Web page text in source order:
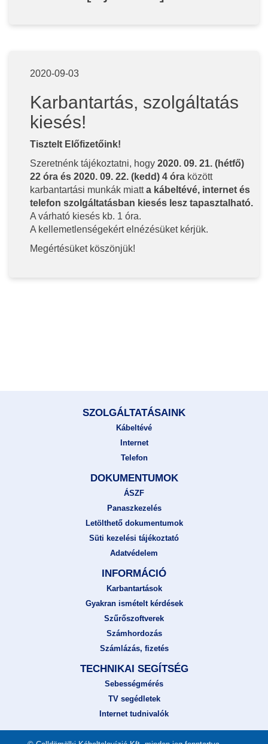
2020-09-03
Karbantartás, szolgáltatás
kiesés!
Tisztelt Előfizetőink!
Szeretnénk tájékoztatni, hogy 2020. 09. 21. (hétfő)
22 óra és 2020. 09. 22. (kedd) 4 óra között
karbantartási munkák miatta kábeltévé, internet és
telefon szolgáltatásban kiesés lesz tapasztalható.
A várható kiesés kb. 1 óra.
A kellemetlenségekért elnézésüket kérjük.
Megértésüket köszönjük!
SZOLGÁLTATÁSAINK
Kábeltévé
Internet
Telefon
DOKUMENTUMOK
ÁSZF
Panaszkezelés
Letölthető dokumentumok
Süti kezelési tájékoztató
Adatvédelem
INFORMÁCIÓ
Karbantartások
Gyakran ismételt kérdések
Szűrőszoftverek
Számhordozás
Számlázás, fizetés
TECHNIKAI SEGÍTSÉG
Sebességmérés
TV segédletek
Internet tudnivalók